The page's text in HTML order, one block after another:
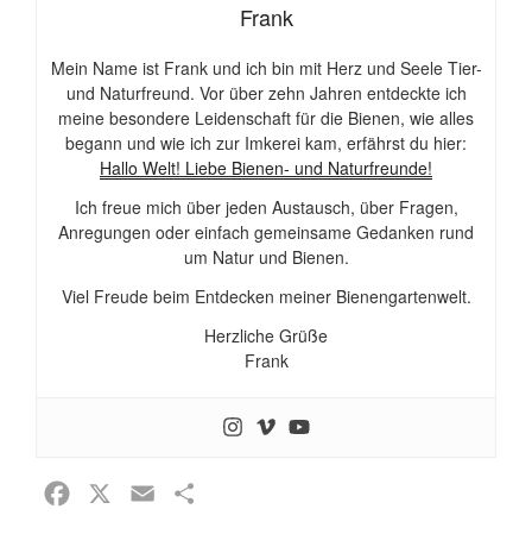
Frank
Mein Name ist Frank und ich bin mit Herz und Seele Tier-
und Naturfreund. Vor über zehn Jahren entdeckte ich
meine besondere Leidenschaft für die Bienen, wie alles
begann und wie ich zur Imkerei kam, erfährst du hier:
Hallo Welt! Liebe Bienen- und Naturfreunde!
Ich freue mich über jeden Austausch, über Fragen,
Anregungen oder einfach gemeinsame Gedanken rund
um Natur und Bienen.
Viel Freude beim Entdecken meiner Bienengartenwelt.
Herzliche Grüße
Frank